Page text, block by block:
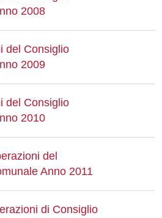
2008
del Consiglio
2009
del Consiglio
2010
del
Anno 2011
di Consiglio